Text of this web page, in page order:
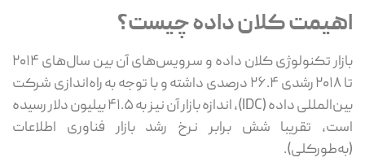
کلان داده چیست؟
بازار تکنولوژی کلان داده و سرویس‌های آن بین سال‌های ۲۰۱۴
تا ۲۰۱۸ رشدی ۲۶.۴ درصدی داشته و با توجه به راه‌اندازی شرکت
بین‌المللی داده (IDC)، اندازه بازار آن نیز به ۴۱.۵ بیلیون دلار رسیده
تقریبا شش برابر نرخ رشد بازار فناوری اطلاعات